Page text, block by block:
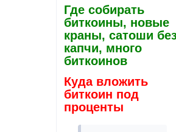
Где собирать
биткоины, новые
краны, сатоши
капчи, много
биткоинов
Куда вложить
биткоин под
проценты